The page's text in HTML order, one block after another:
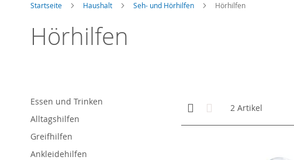
Startseite Haushalt Seh- und Hörhilfen Hörhilfen
Hörhilfen
Anzeigen
als
Kachelansicht
2 Artikel
Essen und Trinken
Alltagshilfen
Greifhilfen
Ankleidehilfen